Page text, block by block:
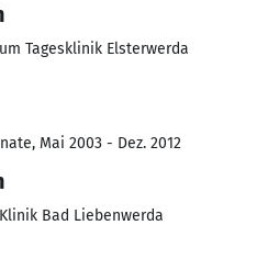
Tagesklinik Elsterwerda
Mai 2003 - Dez. 2012
Bad Liebenwerda